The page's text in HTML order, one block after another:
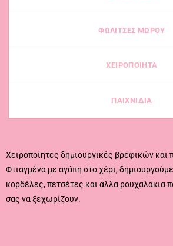
ΦΩΛΙΤΣΕΣ ΜΩΡΟΥ
ΧΕΙΡΟΠΟΙΗΤΑ
ΠΑΙΧΝΙΔΙΑ
Χειροποίητες δημιουργικές βρεφικών και
Φτιαγμένα με αγάπη στο χέρι,
κορδέλες, πετσέτες και άλλα ρουχαλάκια
σας να ξεχωρίζουν.